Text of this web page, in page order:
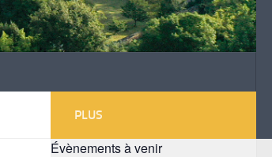
PLUS
Évènements à venir